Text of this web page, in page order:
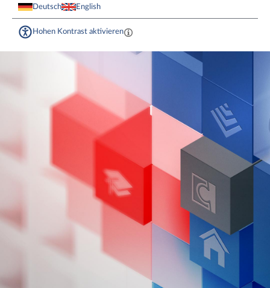
Deutsch English
Hohen Kontrast aktivieren